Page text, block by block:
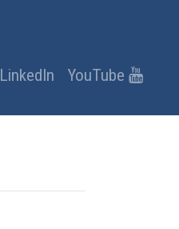
LinkedIn YouTube